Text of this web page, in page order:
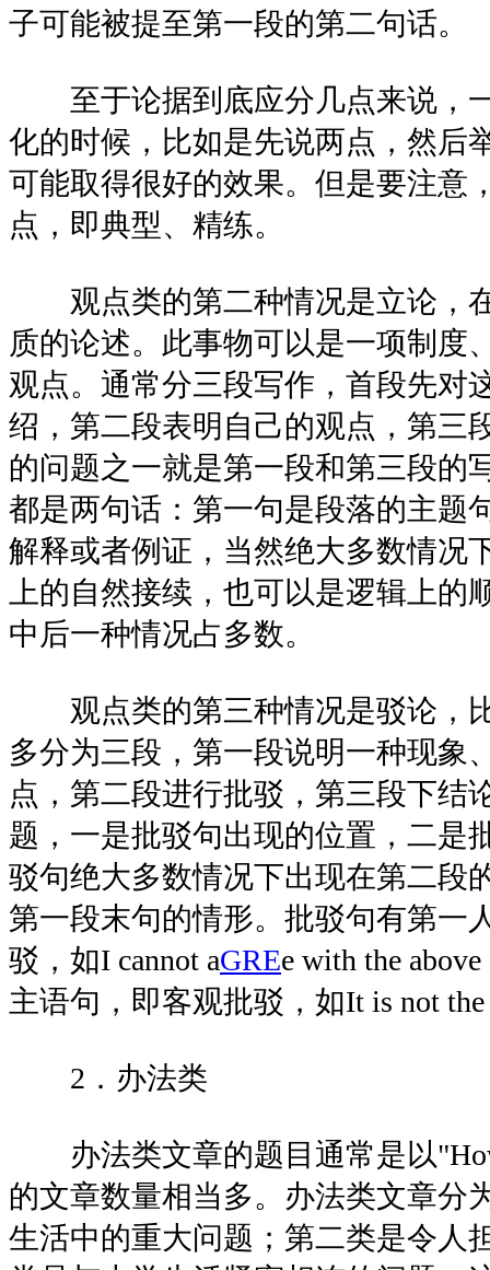
子可能被提至第一段的第二句话。
至于论据到底应分几点来说，
化的时候，比如是先说两点，然后
可能取得很好的效果。但是要注意
点，即典型、精练。
观点类的第二种情况是立论，
质的论述。此事物可以是一项制度
观点。通常分三段写作，首段先对
绍，第二段表明自己的观点，第三
的问题之一就是第一段和第三段的
都是两句话：第一句是段落的主题
解释或者例证，当然绝大多数情况
上的自然接续，也可以是逻辑上的
中后一种情况占多数。
观点类的第三种情况是驳论，
多分为三段，第一段说明一种现象
点，第二段进行批驳，第三段下结
题，一是批驳句出现的位置，二是
驳句绝大多数情况下出现在第二段
第一段末句的情形。批驳句有第一
驳，如I cannot aGREe with the
主语句，即客观批驳，如It is not the
2．办法类
办法类文章的题目通常是以
的文章数量相当多。办法类文章分
生活中的重大问题；第二类是令人